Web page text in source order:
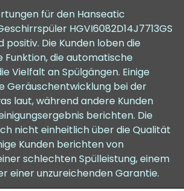
für den Hanseatic
HGVI6082D14J7713GS
positiv. Die Kunden loben die
Funktion, die automatische
Vielfalt an Spülgängen. Einige
Geräuschentwicklung bei der
laut, während andere Kunden
berichten. Die
nicht einheitlich über die Qualität
Kunden berichten von
schlechten Spülleistung, einem
einer unzureichenden Garantie.